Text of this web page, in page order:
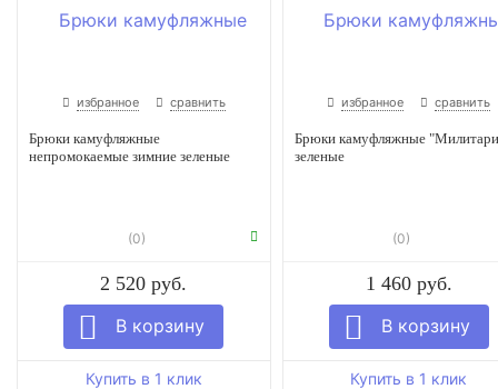
избранное сравнить
Брюки камуфляжные
непромокаемые зимние зеленые
(0)
2 520 руб.
избранное сравнить
Брюки камуфляжные
зеленые
(0)
1 460 руб.